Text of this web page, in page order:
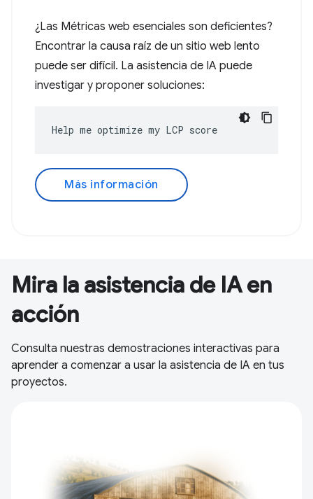
¿Las Métricas web esenciales son deficientes?
Encontrar la causa raíz de un sitio web lento
puede ser difícil. La asistencia de IA puede
investigar y proponer soluciones:
Help me optimize my LCP score
Más información
Mira la asistencia de IA en
acción
Consulta nuestras demostraciones interactivas para
aprender a comenzar a usar la asistencia de IA en tus
proyectos.